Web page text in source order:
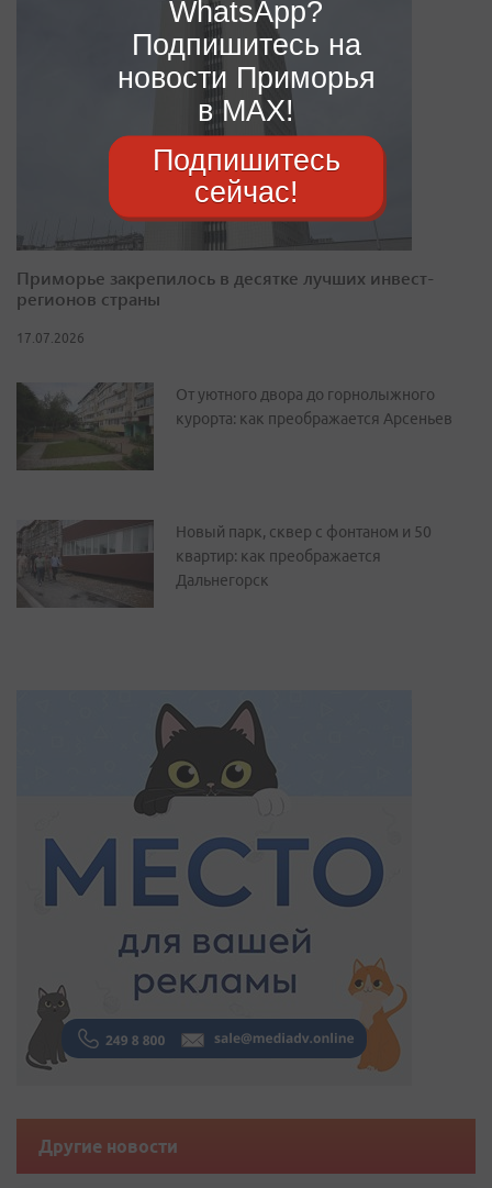
Приморье закрепилось в десятке лучших инвест-
регионов страны
17.07.2026
От уютного двора до горнолыжного
курорта: как преображается Арсеньев
Новый парк, сквер с фонтаном и 50
квартир: как преображается
Дальнегорск
Другие новости
WhatsApp?
Подпишитесь на
новости Приморья
в MAX!
Подпишитесь
сейчас!